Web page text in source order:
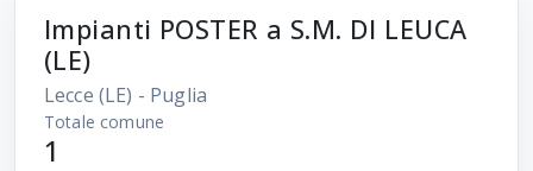
Impianti POSTER a S.M. DI LEUCA
(LE)
Lecce (LE) - Puglia
Totale comune
1